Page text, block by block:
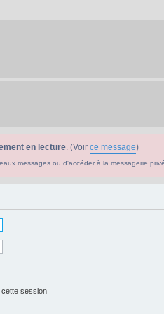
en lecture. (Voir ce message)
messages ou d'accéder à la messagerie
session